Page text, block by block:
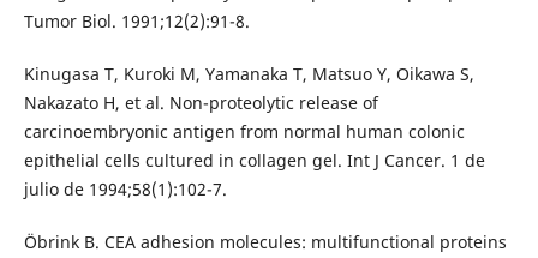
Tumor Biol. 1991;12(2):91-8.
Kinugasa T, Kuroki M, Yamanaka T, Matsuo Y, Oikawa S,
Nakazato H, et al. Non-proteolytic release of
carcinoembryonic antigen from normal human colonic
epithelial cells cultured in collagen gel. Int J Cancer. 1 de
julio de 1994;58(1):102-7.
Öbrink B. CEA adhesion molecules: multifunctional proteins